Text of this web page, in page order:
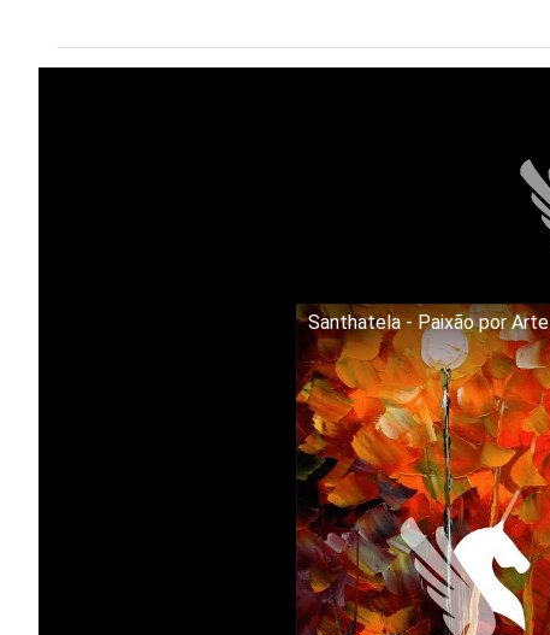
Santhatela - Paixão por Arte